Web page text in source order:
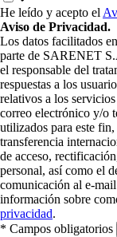
He leído y acepto el
Aviso de Privacidad.
Los datos facilitados
parte de SARENET
el responsable del
respuestas a los
relativos a los
correo electrónico y/o
utilizados para este
transferencia
de acceso,
personal, así como el
comunicación al e-
información sobre
privacidad.
* Campos obligatorios